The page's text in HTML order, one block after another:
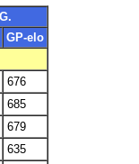
GP-elo
676
685
679
635